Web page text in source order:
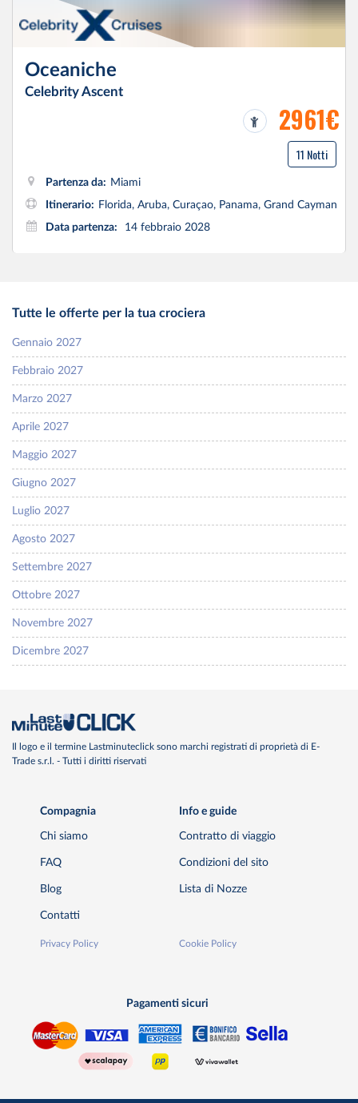
Oceaniche
Celebrity Ascent
2961€
11 Notti
Partenza da: Miami
Itinerario: Florida, Aruba, Curaçao, Panama, Grand Cayman
Data partenza:
14 febbraio 2028
Tutte le offerte per la tua crociera
Gennaio 2027
Febbraio 2027
Marzo 2027
Aprile 2027
Maggio 2027
Giugno 2027
Luglio 2027
Agosto 2027
Settembre 2027
Ottobre 2027
Novembre 2027
Dicembre 2027
Il logo e il termine Lastminuteclick sono marchi registrati di proprietà di E-
Trade s.r.l. - Tutti i diritti riservati
Compagnia
Chi siamo
FAQ
Blog
Contatti
Privacy Policy
Info e guide
Contratto di viaggio
Condizioni del sito
Lista di Nozze
Cookie Policy
Pagamenti sicuri